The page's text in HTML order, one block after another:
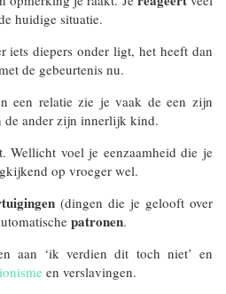
huidige situatie.
iets diepers onder ligt, het heeft dan
de gebeurtenis nu.
een relatie zie je vaak de een zijn
de ander zijn innerlijk kind.
Wellicht voel je eenzaamheid die je
op vroeger wel.
(dingen die je gelooft over
patronen.
aan ‘ik verdien dit toch niet’ en
en verslavingen.